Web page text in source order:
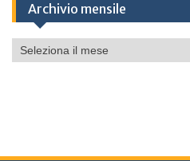
Archivio mensile
Archivio
mensile